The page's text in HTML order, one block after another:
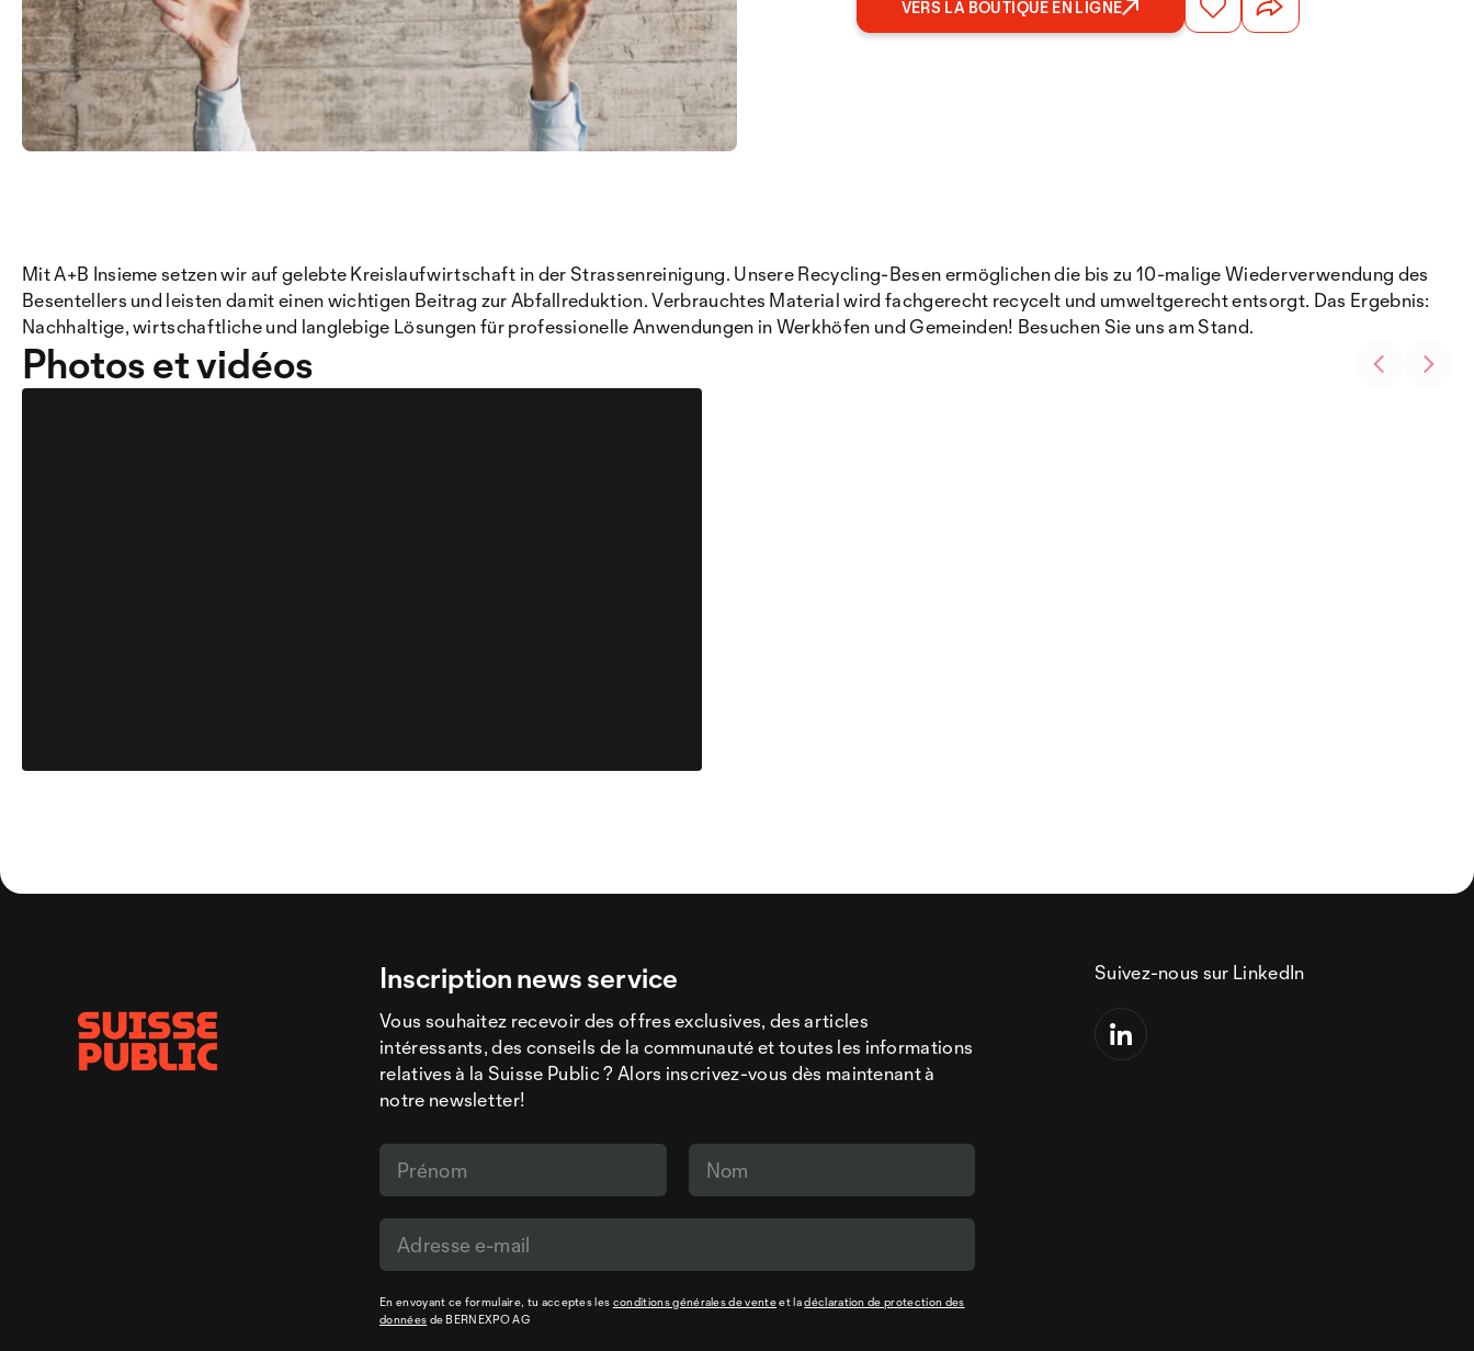
VERS LA BOUTIQUE EN LIGNE
Mit A+B Insieme setzen wir auf gelebte Kreislaufwirtschaft in der Strassenreinigung. Unsere Recycling-Besen ermöglichen die bis zu 10-malige Wiederverwendung des
Besentellers und leisten damit einen wichtigen Beitrag zur Abfallreduktion. Verbrauchtes Material wird fachgerecht recycelt und umweltgerecht entsorgt. Das Ergebnis:
Nachhaltige, wirtschaftliche und langlebige Lösungen für professionelle Anwendungen in Werkhöfen und Gemeinden! Besuchen Sie uns am Stand.
Photos et vidéos
Inscription news service
Vous souhaitez recevoir des offres exclusives, des articles
intéressants, des conseils de la communauté et toutes les informations
relatives à la Suisse Public ? Alors inscrivez-vous dès maintenant à
notre newsletter!
En envoyant ce formulaire, tu acceptes les conditions générales de venteet ladéclaration de protection des
données de BERNEXPO AG
Suivez-nous sur LinkedIn